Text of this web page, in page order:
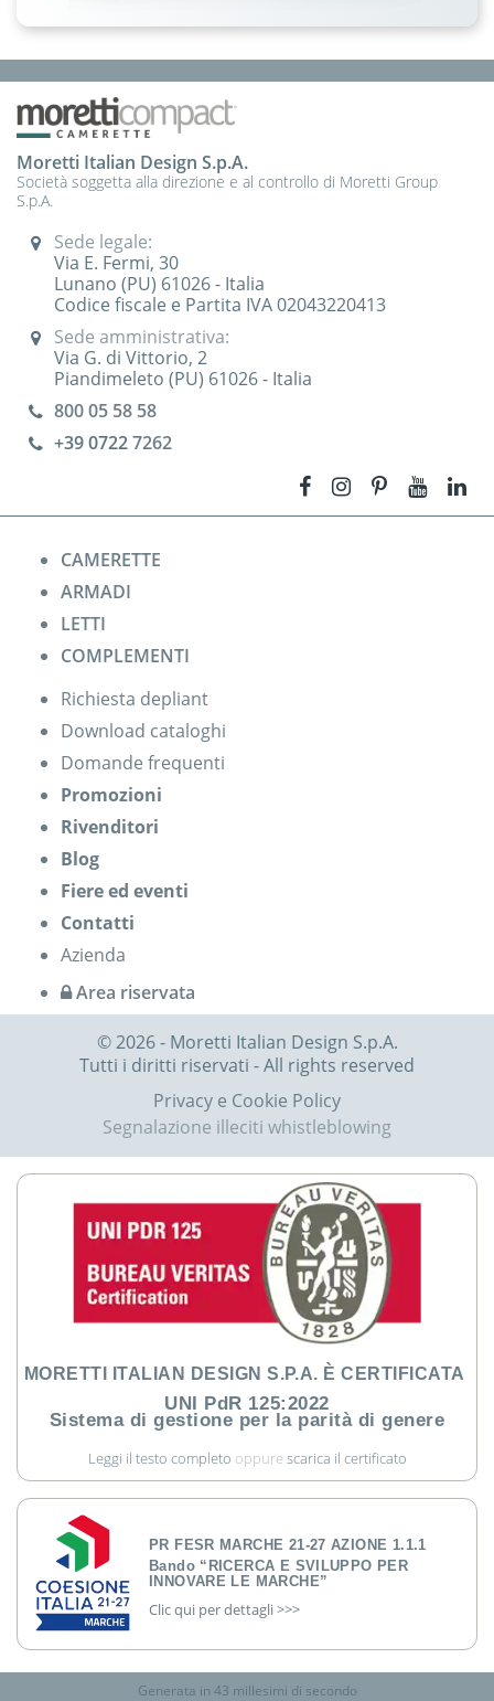
Moretti Italian Design S.p.A.
Società soggetta alla direzione e al controllo di Moretti Group
S.p.A.
Sede legale:
Via E. Fermi, 30
Lunano (PU) 61026 - Italia
Codice fiscale e Partita IVA 02043220413
Sede amministrativa:
Via G. di Vittorio, 2
Piandimeleto (PU) 61026 - Italia
800 05 58 58
+39 07227262
CAMERETTE
ARMADI
LETTI
COMPLEMENTI
Richiesta depliant
Download cataloghi
Domande frequenti
Promozioni
Rivenditori
Blog
Fiere ed eventi
Contatti
Azienda
Area riservata
© 2026 - Moretti Italian Design S.p.A.
Tutti i diritti riservati - All rights reserved
Privacy e Cookie Policy
Segnalazione illeciti whistleblowing
MORETTI ITALIAN DESIGN S.P.A. È CERTIFICATA
UNI PdR 125:2022
Sistema di gestione per la parità di genere
Leggi il testo completo oppure scarica il certificato
PR FESR MARCHE 21-27 AZIONE 1.1.1
Bando “RICERCA E SVILUPPO PER
INNOVARE LE MARCHE”
Clic qui per dettagli >>>
Generata in 43 millesimi di secondo